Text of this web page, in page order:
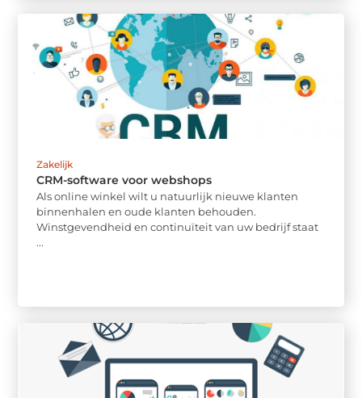
Zakelijk
CRM-software voor webshops
Als online winkel wilt u natuurlijk nieuwe klanten
binnenhalen en oude klanten behouden.
Winstgevendheid en continuïteit van uw bedrijf staat
...